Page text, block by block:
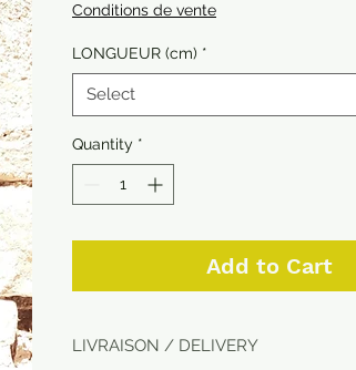
Conditions de vente
LONGUEUR (cm) *
Select
Quantity *
Add to Cart
LIVRAISON / DELIVERY